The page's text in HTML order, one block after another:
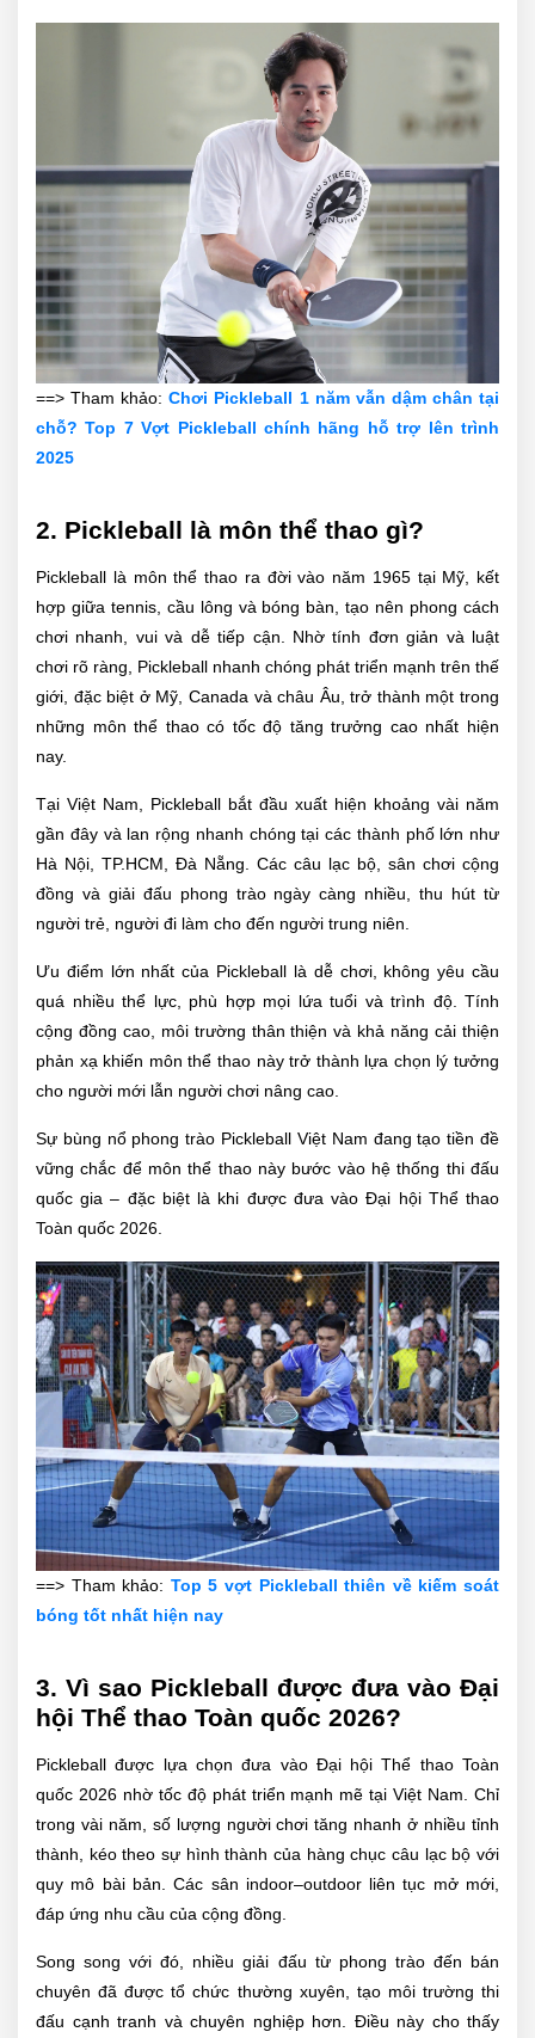
==> Tham khảo:Chơi Pickleball 1 năm vẫn dậm chân tại
chỗ? Top 7 Vợt Pickleball chính hãng hỗ trợ lên trình
2025
2. Pickleball là môn thể thao gì?
Pickleball là môn thể thao ra đời vào năm 1965 tại Mỹ, kết
hợp giữa tennis, cầu lông và bóng bàn, tạo nên phong cách
chơi nhanh, vui và dễ tiếp cận. Nhờ tính đơn giản và luật
chơi rõ ràng, Pickleball nhanh chóng phát triển mạnh trên thế
giới, đặc biệt ở Mỹ, Canada và châu Âu, trở thành một trong
những môn thể thao có tốc độ tăng trưởng cao nhất hiện
nay.
Tại Việt Nam, Pickleball bắt đầu xuất hiện khoảng vài năm
gần đây và lan rộng nhanh chóng tại các thành phố lớn như
Hà Nội, TP.HCM, Đà Nẵng. Các câu lạc bộ, sân chơi cộng
đồng và giải đấu phong trào ngày càng nhiều, thu hút từ
người trẻ, người đi làm cho đến người trung niên.
Ưu điểm lớn nhất của Pickleball là dễ chơi, không yêu cầu
quá nhiều thể lực, phù hợp mọi lứa tuổi và trình độ. Tính
cộng đồng cao, môi trường thân thiện và khả năng cải thiện
phản xạ khiến môn thể thao này trở thành lựa chọn lý tưởng
cho người mới lẫn người chơi nâng cao.
Sự bùng nổ phong trào Pickleball Việt Nam đang tạo tiền đề
vững chắc để môn thể thao này bước vào hệ thống thi đấu
quốc gia – đặc biệt là khi được đưa vào Đại hội Thể thao
Toàn quốc 2026.
==> Tham khảo: Top 5 vợt Pickleball thiên về kiếm soát
bóng tốt nhất hiện nay
3. Vì sao Pickleball được đưa vào Đại
hội Thể thao Toàn quốc 2026?
Pickleball được lựa chọn đưa vào Đại hội Thể thao Toàn
quốc 2026 nhờ tốc độ phát triển mạnh mẽ tại Việt Nam. Chỉ
trong vài năm, số lượng người chơi tăng nhanh ở nhiều tỉnh
thành, kéo theo sự hình thành của hàng chục câu lạc bộ với
quy mô bài bản. Các sân indoor–outdoor liên tục mở mới,
đáp ứng nhu cầu của cộng đồng.
Song song với đó, nhiều giải đấu từ phong trào đến bán
chuyên đã được tổ chức thường xuyên, tạo môi trường thi
đấu cạnh tranh và chuyên nghiệp hơn. Điều này cho thấy